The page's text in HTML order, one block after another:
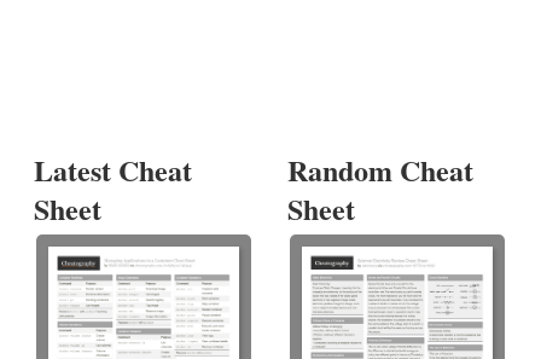
Latest Cheat
Sheet
Random Cheat
Sheet